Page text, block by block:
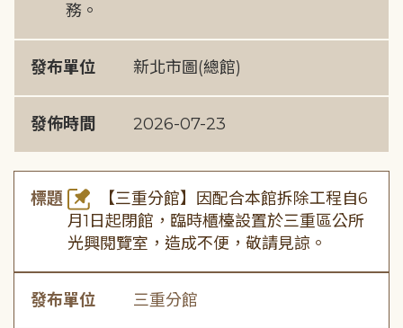
務。
發布單位 新北市圖(總館)
發佈時間 2026-07-23
標題
【三重分館】因配合本館拆除工程自6
月1日起閉館，臨時櫃檯設置於三重區公所
光興閱覽室，造成不便，敬請見諒。
發布單位 三重分館